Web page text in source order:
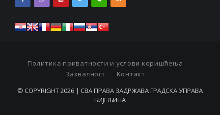
Политика приватности и услови коришћења
Захвалност
Контакт
© COPYRIGHT 2026 | СВА ПРАВА ЗАДРЖАВА ГРАДСКА УПРАВА
БИЈЕЉИНА